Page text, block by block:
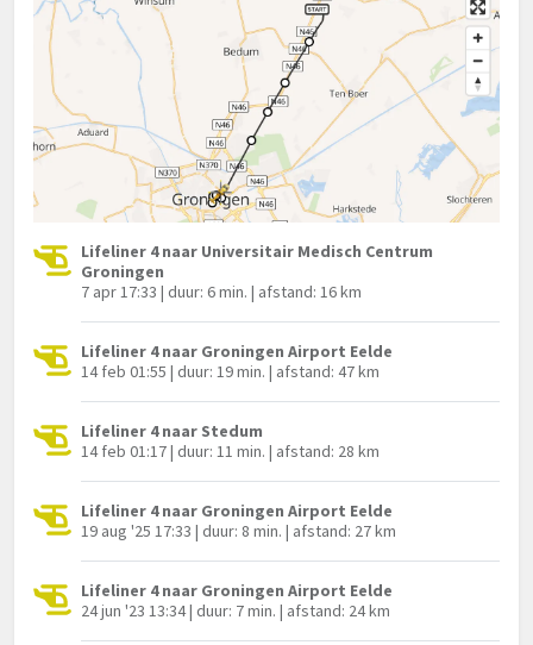
Lifeliner 4 naar Universitair Medisch Centrum
Groningen
7 apr 17:33 | duur: 6 min. | afstand: 16 km
Lifeliner 4 naar Groningen Airport Eelde
14 feb 01:55 | duur: 19 min. | afstand: 47 km
Lifeliner 4 naar Stedum
14 feb 01:17 | duur: 11 min. | afstand: 28 km
Lifeliner 4 naar Groningen Airport Eelde
19 aug '25 17:33 | duur: 8 min. | afstand: 27 km
Lifeliner 4 naar Groningen Airport Eelde
24 jun '23 13:34 | duur: 7 min. | afstand: 24 km